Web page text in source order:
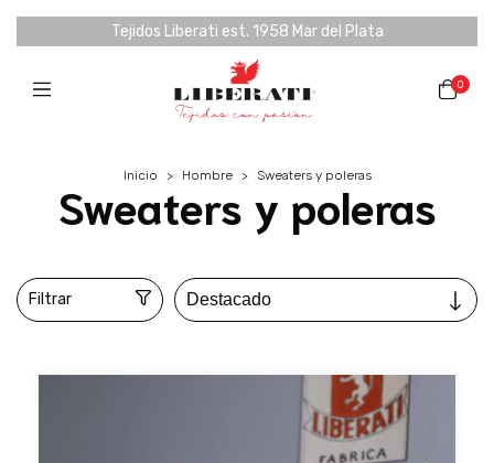
Tejidos Liberati est. 1958 Mar del Plata
0
Inicio > Hombre > Sweaters y poleras
Sweaters y poleras
Filtrar